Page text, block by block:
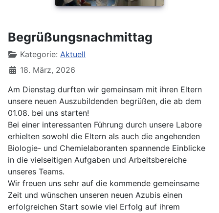
Begrüßungsnachmittag
Kategorie: Aktuell
18. März, 2026
Am Dienstag durften wir gemeinsam mit ihren Eltern
unsere neuen Auszubildenden begrüßen, die ab dem
01.08. bei uns starten!
Bei einer interessanten Führung durch unsere Labore
erhielten sowohl die Eltern als auch die angehenden
Biologie- und Chemielaboranten spannende Einblicke
in die vielseitigen Aufgaben und Arbeitsbereiche
unseres Teams.
Wir freuen uns sehr auf die kommende gemeinsame
Zeit und wünschen unseren neuen Azubis einen
erfolgreichen Start sowie viel Erfolg auf ihrem